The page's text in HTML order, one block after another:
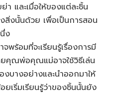
า และเมื่อให้ของแต่ละชิ้น
สิ่งนั้นด้วย เพื่อเป็นการสอน
ง
พร้อมที่จะเรียนรู้เรื่องการมี
คุณพ่อคุณแม่อาจใช้วิธีเล่น
งบางอย่างและนำออกมาให้
ยเริ่มเรียนรู้ว่าของชิ้นนั้นยัง